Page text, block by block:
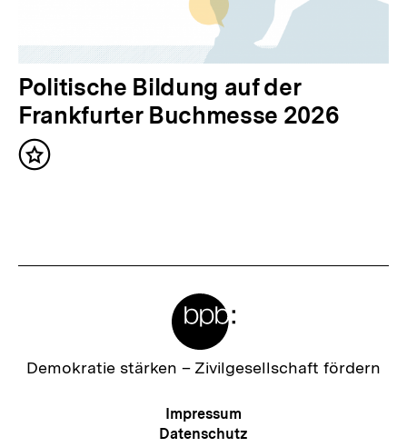
h
a
l
t
:
N
ä
c
h
h
Politische Bildung auf der
Frankfurter Buchmesse 2026
Inhalt
Zur
Demokratie stärken – Zivilgesellschaft fördern
Meta-
Navigation
Impressum
Datenschutz